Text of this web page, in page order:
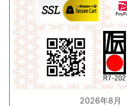
2026年8月